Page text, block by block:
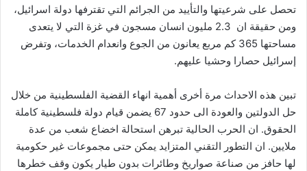
تحصل على شرعيتها والتأييد من الجرائم التي تقترفها دولة اسرائيل،
ومن حقيقة ان 2.3 مليون انسان مسجون في غزة التي لا يتعدى
مساحتها 365 كم مربع يعانون من الجوع وانعدام الخدمات، وتفرض
إسرائيل حصارا وحشيا عليهم.
تبين هذه الاحداث مرة أخرى أهمية انهاء القضية الفلسطينية من خلال
حل الدولتين والعودة الى حدود 67 يضمن قيام دولة فلسطينية كاملة
الحقوق. ان الحرب الحالية تبرهن استحالة اخضاع شعب من عدة
ملايين. ان التطور التقني المتزايد يمكن حتى مجموعات غير حكومية
لها حافز من صناعة صواريخ وطائرات بدون طيار يكون وقف خطرها